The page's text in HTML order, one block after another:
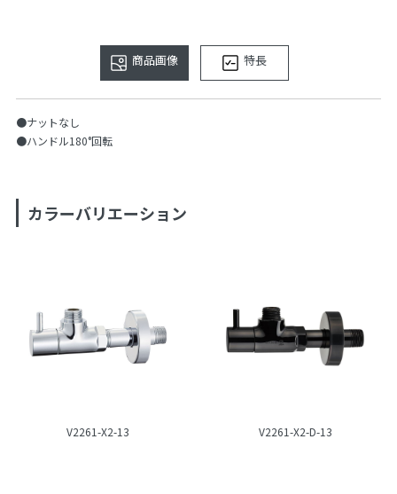
商品画像 特長
●ナットなし
●ハンドル180°回転
カラーバリエーション
V2261-X2-13 V2261-X2-D-13